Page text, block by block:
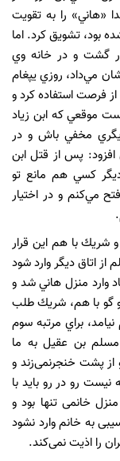
«هاني» را به تقويت
بود، تشويق كرد. اما
گشت و در خانه وي
مي‌داد، روزي يپغام
فرصت استفاده كرد و
موقعي كه ابن زياد
مخفي باش و در
پس از قتل ابن
ديگر كسي هم مانع تو
مي‌كنم و در اختيار
شريك با هم اين قرار
اتاق ديگر وارد شود
وارد منزل هاني شد و
با هم، شريك طلب
براي مرتبه سوم
بن عقیل به ما
از پشت خنجرنمی‌زند و
رو در رو باید با
خانمی تنها بود و
به خانم وارد نشود
را اذیت نمی‌کند.